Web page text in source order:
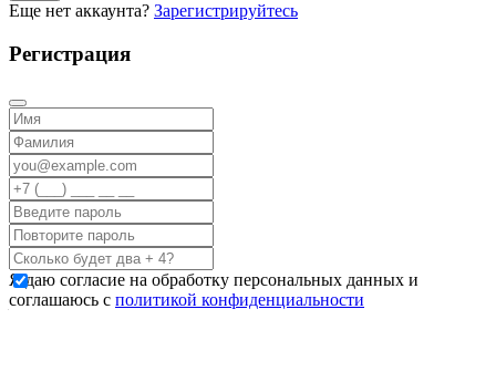
Еще нет аккаунта? Зарегистрируйтесь
Регистрация
Я даю согласие на обработку персональных данных и
соглашаюсь с политикой конфиденциальности